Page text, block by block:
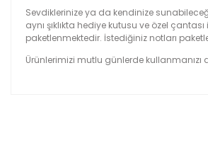
Sevdiklerinize ya da kendinize
aynı şıklıkta hediye kutusu ve özel çantası
paketlenmektedir. İstediğiniz notları
Ürünlerimizi mutlu günlerde kullanmanızı